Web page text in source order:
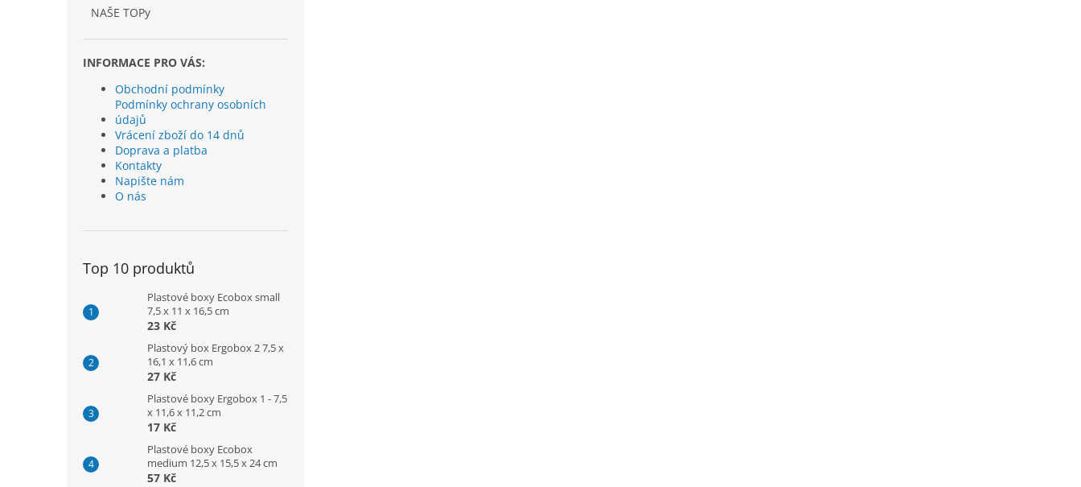
NAŠE TOPy
INFORMACE PRO VÁS:
Obchodní podmínky
Podmínky ochrany osobních
údajů
Vrácení zboží do 14 dnů
Doprava a platba
Kontakty
Napište nám
O nás
Top 10 produktů
Plastové boxy Ecobox small
7,5 x 11 x 16,5 cm
23 Kč
Plastový box Ergobox 2 7,5 x
16,1 x 11,6 cm
27 Kč
Plastové boxy Ergobox 1 - 7,5
x 11,6 x 11,2 cm
17 Kč
Plastové boxy Ecobox
medium 12,5 x 15,5 x 24 cm
57 Kč